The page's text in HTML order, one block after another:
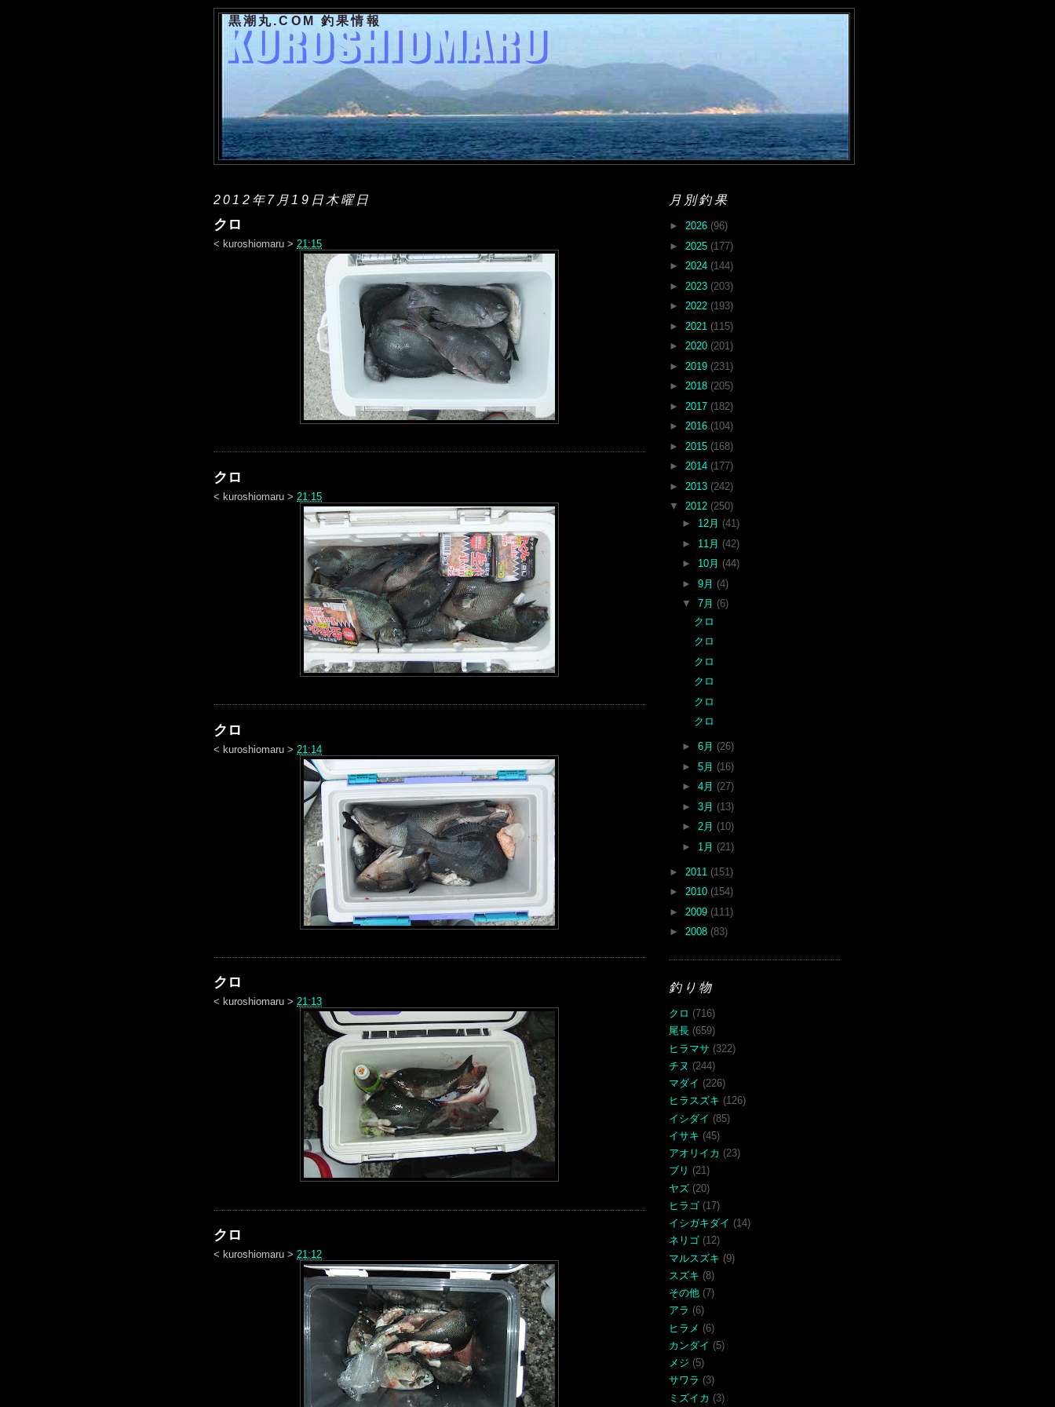
黒潮丸.COM 釣果情報
2012年7月19日木曜日
クロ
< kuroshiomaru > 21:15
クロ
< kuroshiomaru > 21:15
クロ
< kuroshiomaru > 21:14
クロ
< kuroshiomaru > 21:13
クロ
< kuroshiomaru > 21:12
月別釣果
► 2026 (96)
► 2025 (177)
► 2024 (144)
► 2023 (203)
► 2022 (193)
► 2021 (115)
► 2020 (201)
► 2019 (231)
► 2018 (205)
► 2017 (182)
► 2016 (104)
► 2015 (168)
► 2014 (177)
► 2013 (242)
▼ 2012 (250)
► 12月 (41)
► 11月 (42)
► 10月 (44)
► 9月 (4)
▼ 7月 (6)
クロ
クロ
クロ
クロ
クロ
クロ
► 6月 (26)
► 5月 (16)
► 4月 (27)
► 3月 (13)
► 2月 (10)
► 1月 (21)
► 2011 (151)
► 2010 (154)
► 2009 (111)
► 2008 (83)
釣り物
クロ (716)
尾長 (659)
ヒラマサ (322)
チヌ (244)
マダイ (226)
ヒラスズキ (126)
イシダイ (85)
イサキ (45)
アオリイカ (23)
ブリ (21)
ヤズ (20)
ヒラゴ (17)
イシガキダイ (14)
ネリゴ (12)
マルスズキ (9)
スズキ (8)
その他 (7)
アラ (6)
ヒラメ (6)
カンダイ (5)
メジ (5)
サワラ (3)
ミズイカ (3)